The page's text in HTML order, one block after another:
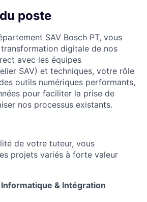
poste
SAV Bosch PT, vous
digitale de nos
avec les équipes
SAV) et techniques, votre rôle
outils numériques performants,
pour faciliter la prise de
nos processus existants.
de votre tuteur, vous
projets variés à forte valeur
& Intégration